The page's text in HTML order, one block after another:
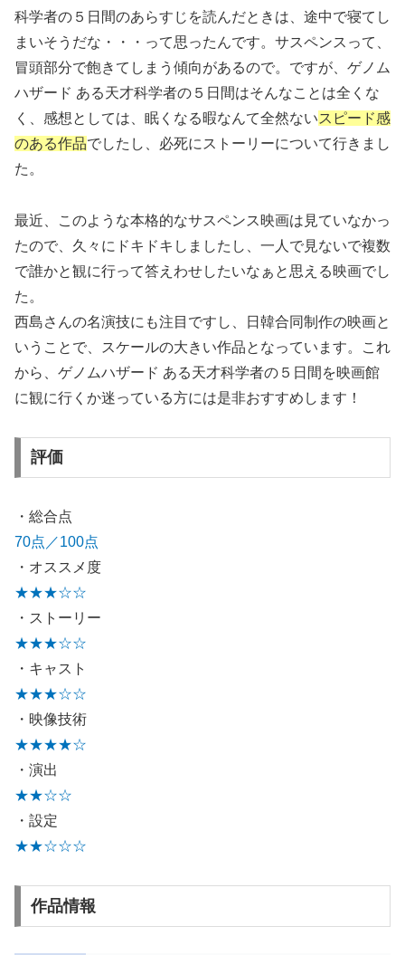
科学者の５日間のあらすじを読んだときは、途中で寝てし
まいそうだな・・・って思ったんです。サスペンスって、
冒頭部分で飽きてしまう傾向があるので。ですが、ゲノム
ハザード ある天才科学者の５日間はそんなことは全くな
く、感想としては、眠くなる暇なんて全然ないスピード感
のある作品でしたし、必死にストーリーについて行きまし
た。
最近、このような本格的なサスペンス映画は見ていなかっ
たので、久々にドキドキしましたし、一人で見ないで複数
で誰かと観に行って答えわせしたいなぁと思える映画でし
た。
西島さんの名演技にも注目ですし、日韓合同制作の映画と
いうことで、スケールの大きい作品となっています。これ
から、ゲノムハザード ある天才科学者の５日間を映画館
に観に行くか迷っている方には是非おすすめします！
評価
・総合点
70点／100点
・オススメ度
★★★☆☆
・ストーリー
★★★☆☆
・キャスト
★★★☆☆
・映像技術
★★★★☆
・演出
★★☆☆
・設定
★★☆☆☆
作品情報